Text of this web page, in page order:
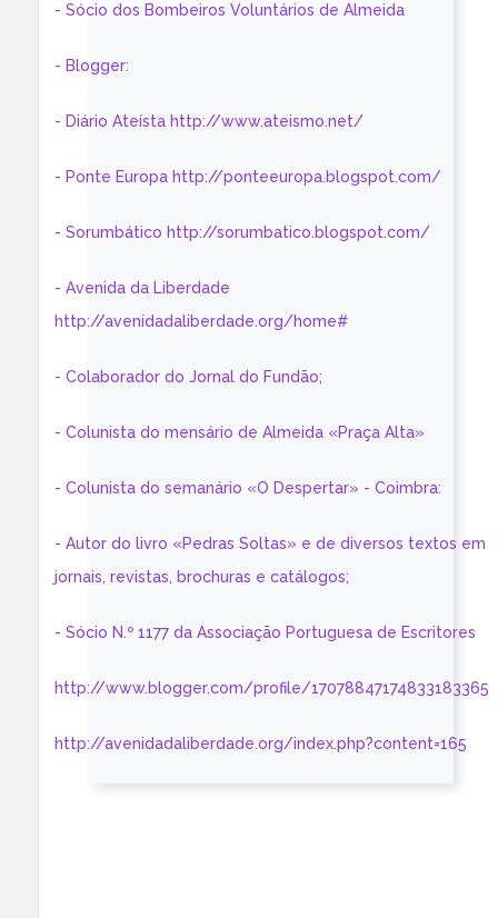
- Sócio dos Bombeiros Voluntários de Almeida
- Blogger:
- Diário Ateísta http://www.ateismo.net/
- Ponte Europa http://ponteeuropa.blogspot.com/
- Sorumbático http://sorumbatico.blogspot.com/
- Avenida da Liberdade
http://avenidadaliberdade.org/home#
- Colaborador do Jornal do Fundão;
- Colunista do mensário de Almeida «Praça Alta»
- Colunista do semanário «O Despertar» - Coimbra:
- Autor do livro «Pedras Soltas» e de diversos textos em
jornais, revistas, brochuras e catálogos;
- Sócio N.º 1177 da Associação Portuguesa de Escritores
http://www.blogger.com/profile/17078847174833183365
http://avenidadaliberdade.org/index.php?content=165